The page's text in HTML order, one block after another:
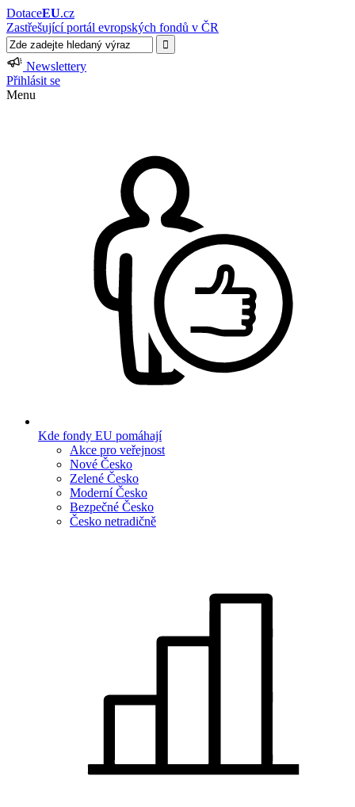
DotaceEU.cz
Zastřešující portál evropských fondů v ČR
Newslettery
Přihlásit se
Menu
Kde fondy EU pomáhají
Akce pro veřejnost
Nové Česko
Zelené Česko
Moderní Česko
Bezpečné Česko
Česko netradičně